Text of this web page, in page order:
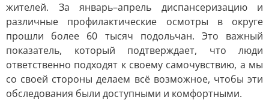
жителей. За январь–апрель диспансеризацию и
различные профилактические осмотры в округе
прошли более 60 тысяч подольчан. Это важный
показатель, который подтверждает, что люди
ответственно подходят к своему самочувствию, а мы
со своей стороны делаем всё возможное, чтобы эти
обследования были доступными и комфортными.